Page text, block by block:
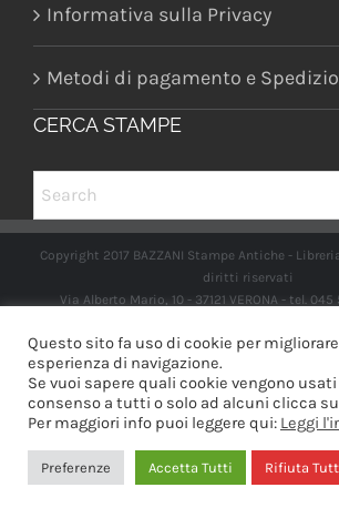
Informativa sulla Privacy
Metodi di pagamento e
CERCA STAMPE
Copyright 2017 BAZZANI Stampe Antiche -
diritti riservati
Via Alberto Mario, 10 - 37121 VERONA - tel.
IT03989970235
Facebook
Questo sito fa uso di cookie per
esperienza di navigazione.
Se vuoi sapere quali cookie vengono usati
consenso a tutti o solo ad alcuni clicca su
Per maggiori info puoi leggere qui: Leggi
Preferenze Accetta Tutti Rifiuta